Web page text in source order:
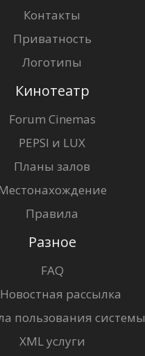
Контакты
Приватность
Логотипы
Кинотеатр
Forum Cinemas
PEPSI и LUX
Планы залов
Правила
Разное
FAQ
рассылка
пользования системы
XML услуги